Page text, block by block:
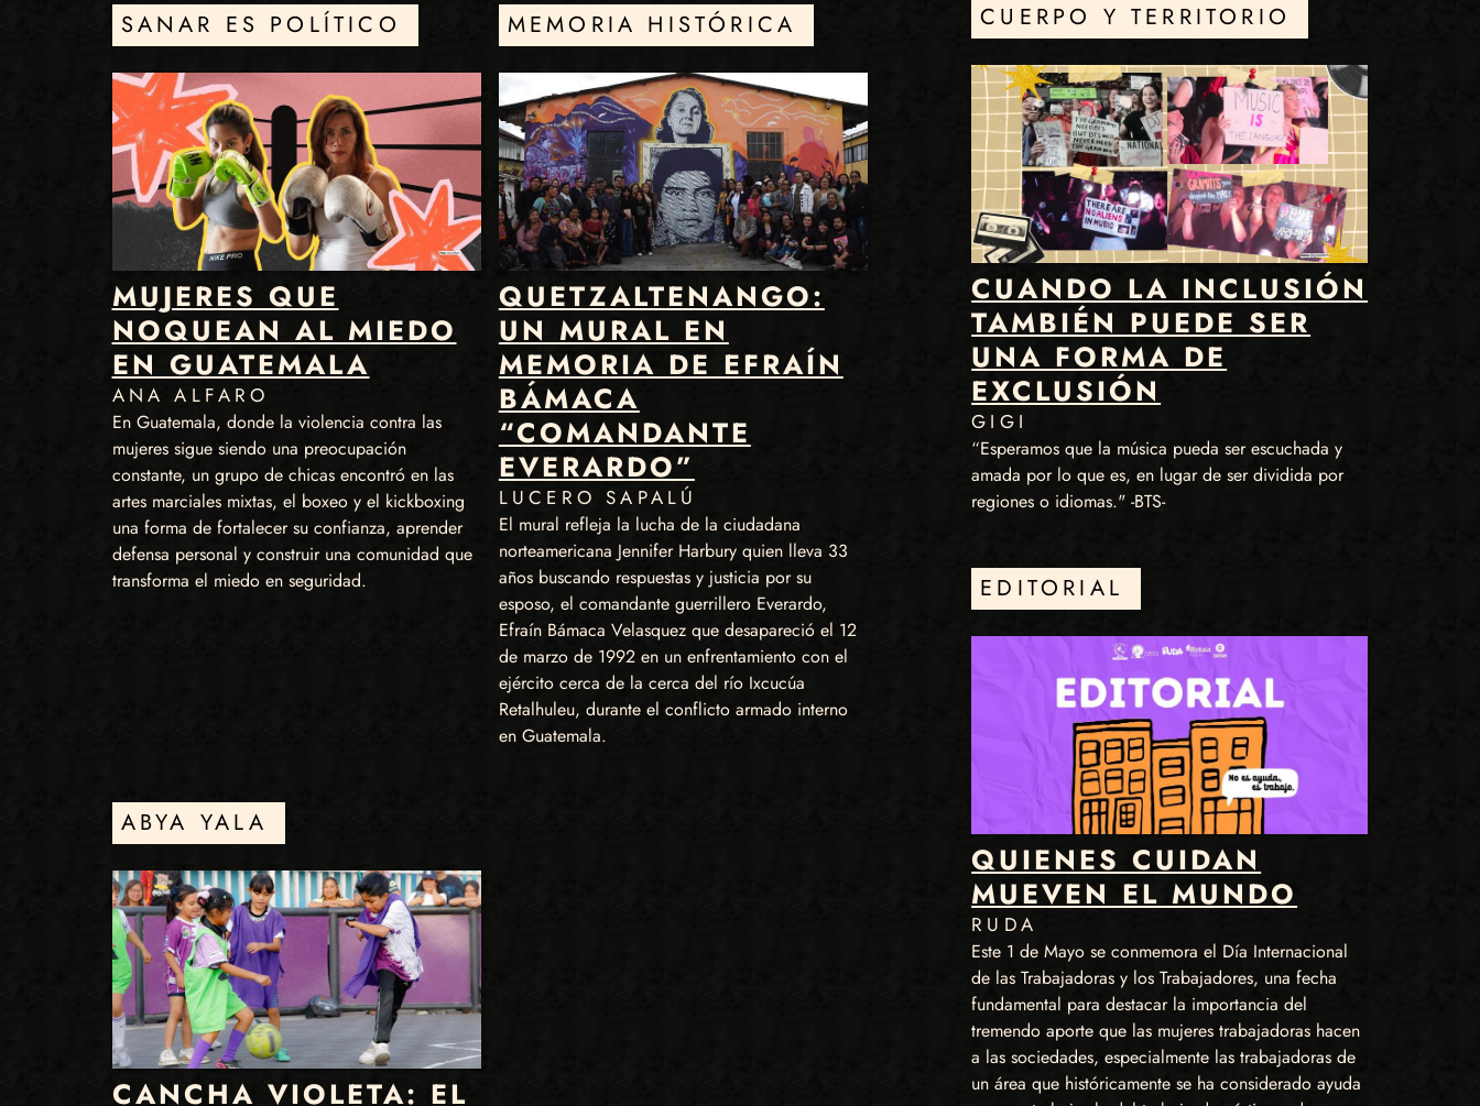
SANAR ES POLÍTICO
MUJERES QUE
NOQUEAN AL MIEDO
EN GUATEMALA
ANA ALFARO
En Guatemala, donde la violencia contra las
mujeres sigue siendo una preocupación
constante, un grupo de chicas encontró en las
artes marciales mixtas, el boxeo y el kickboxing
una forma de fortalecer su confianza, aprender
defensa personal y construir una comunidad que
transforma el miedo en seguridad.
MEMORIA HISTÓRICA
QUETZALTENANGO:
UN MURAL EN
MEMORIA DE EFRAÍN
BÁMACA
“COMANDANTE
EVERARDO”
LUCERO SAPALÚ
El mural refleja la lucha de la ciudadana
norteamericana Jennifer Harbury quien lleva 33
años buscando respuestas y justicia por su
esposo, el comandante guerrillero Everardo,
Efraín Bámaca Velasquez que desapareció el 12
de marzo de 1992 en un enfrentamiento con el
ejército cerca de la cerca del río Ixcucúa
Retalhuleu, durante el conflicto armado interno
en Guatemala.
ABYA YALA
CANCHA VIOLETA: EL
CUERPO Y TERRITORIO
CUANDO LA INCLUSIÓN
TAMBIÉN PUEDE SER
UNA FORMA DE
EXCLUSIÓN
GIGI
“Esperamos que la música pueda ser escuchada y
amada por lo que es, en lugar de ser dividida por
regiones o idiomas." -BTS-
EDITORIAL
QUIENES CUIDAN
MUEVEN EL MUNDO
RUDA
Este 1 de Mayo se conmemora el Día Internacional
de las Trabajadoras y los Trabajadores, una fecha
fundamental para destacar la importancia del
tremendo aporte que las mujeres trabajadoras hacen
a las sociedades, especialmente las trabajadoras de
un área que históricamente se ha considerado ayuda